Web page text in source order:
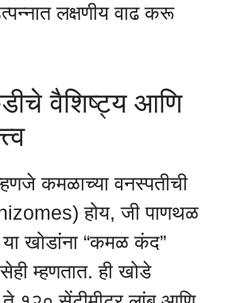
लक्षणीय वाढ करू
वैशिष्ट्य आणि
कमळाच्या वनस्पतीची
होय, जी पाणथळ
या खोडांना “कमळ कंद”
म्हणतात. ही खोडे